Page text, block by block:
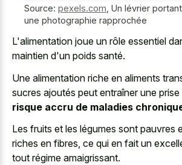
Source: pexels.com Un lévrier
une photographie rapprochée
L'alimentation joue un rôle essentiel
maintien d'un poids santé.
Une alimentation riche en aliments
sucres ajoutés peut entraîner une
risque accru de maladies
Les fruits et les légumes sont pauvres
riches en fibres, ce qui en fait un
tout régime amaigrissant.